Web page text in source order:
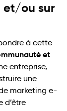
et/ou sur
à cette
et
entreprise,
une
marketing e-
d’être